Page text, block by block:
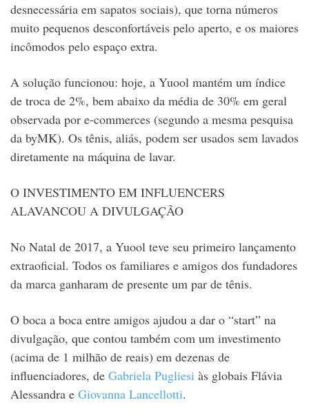
desnecessária em sapatos sociais), que torna números
muito pequenos desconfortáveis pelo aperto, e os maiores
incômodos pelo espaço extra.
A solução funcionou: hoje, a Yuool mantém um índice
de troca de 2%, bem abaixo da média de 30% em geral
observada por e-commerces (segundo a mesma pesquisa
da byMK). Os tênis, aliás, podem ser usados sem lavados
diretamente na máquina de lavar.
O INVESTIMENTO EM INFLUENCERS
ALAVANCOU A DIVULGAÇÃO
No Natal de 2017, a Yuool teve seu primeiro lançamento
extraoficial. Todos os familiares e amigos dos fundadores
da marca ganharam de presente um par de tênis.
O boca a boca entre amigos ajudou a dar o “start” na
divulgação, que contou também com um investimento
(acima de 1 milhão de reais) em dezenas de
influenciadores, de Gabriela Pugliesi às globais Flávia
Alessandra e Giovanna Lancellotti.